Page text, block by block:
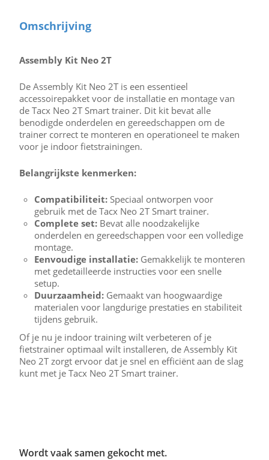
Omschrijving
Assembly Kit Neo 2T
De Assembly Kit Neo 2T is een essentieel
accessoirepakket voor de installatie en montage van
de Tacx Neo 2T Smart trainer. Dit kit bevat alle
benodigde onderdelen en gereedschappen om de
trainer correct te monteren en operationeel te maken
voor je indoor fietstrainingen.
Belangrijkste kenmerken:
Compatibiliteit: Speciaal ontworpen voor
gebruik met de Tacx Neo 2T Smart trainer.
Complete set: Bevat alle noodzakelijke
onderdelen en gereedschappen voor een volledige
montage.
Eenvoudige installatie: Gemakkelijk te monteren
met gedetailleerde instructies voor een snelle
setup.
Duurzaamheid: Gemaakt van hoogwaardige
materialen voor langdurige prestaties en stabiliteit
tijdens gebruik.
Of je nu je indoor training wilt verbeteren of je
fietstrainer optimaal wilt installeren, de Assembly Kit
Neo 2T zorgt ervoor dat je snel en efficiënt aan de slag
kunt met je Tacx Neo 2T Smart trainer.
Wordt vaak samen gekocht met.